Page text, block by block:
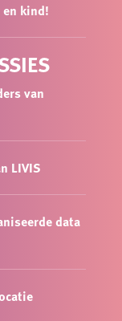
kind!
van
LIVIS
data